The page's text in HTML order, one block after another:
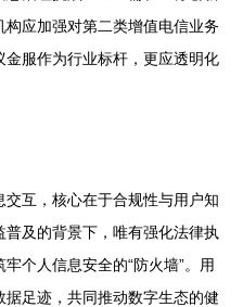
应加强对第二类增值电信业务
服作为行业标杆，更应透明化
互，核心在于合规性与用户知
及的背景下，唯有强化法律执
个人信息安全的“防火墙”。用
足迹，共同推动数字生态的健